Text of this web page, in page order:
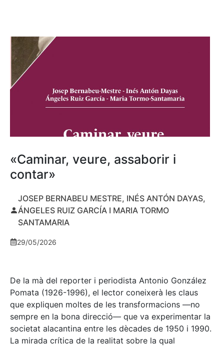
«Caminar, veure, assaborir i
contar»
JOSEP BERNABEU MESTRE, INÉS ANTÓN DAYAS,
ÁNGELES RUIZ GARCÍA I MARIA TORMO
SANTAMARIA
29/05/2026
De la mà del reporter i periodista Antonio González
Pomata (1926-1996), el lector coneixerà les claus
que expliquen moltes de les transformacions —no
sempre en la bona direcció— que va experimentar la
societat alacantina entre les dècades de 1950 i 1990.
La mirada crítica de la realitat sobre la qual